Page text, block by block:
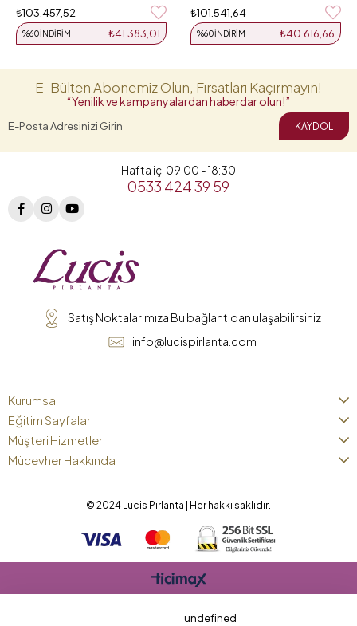
₺41.383,01
%60İNDIRIM
₺103.457,52
₺40.616,66
%60İNDIRIM
₺101.541,64
E-Bülten Abonemiz Olun, Fırsatları Kaçırmayın!
“Yenilik ve kampanyalardan haberdar olun!”
KAYDOL
Hafta içi 09:00 - 18:30
0533 424 39 59
Satış Noktalarımıza Bu bağlantıdan ulaşabilirsiniz
info@lucispirlanta.com
Kurumsal
Eğitim Sayfaları
Müşteri Hizmetleri
Mücevher Hakkında
© 2024 Lucis Pırlanta | Her hakkı saklıdır.
undefined